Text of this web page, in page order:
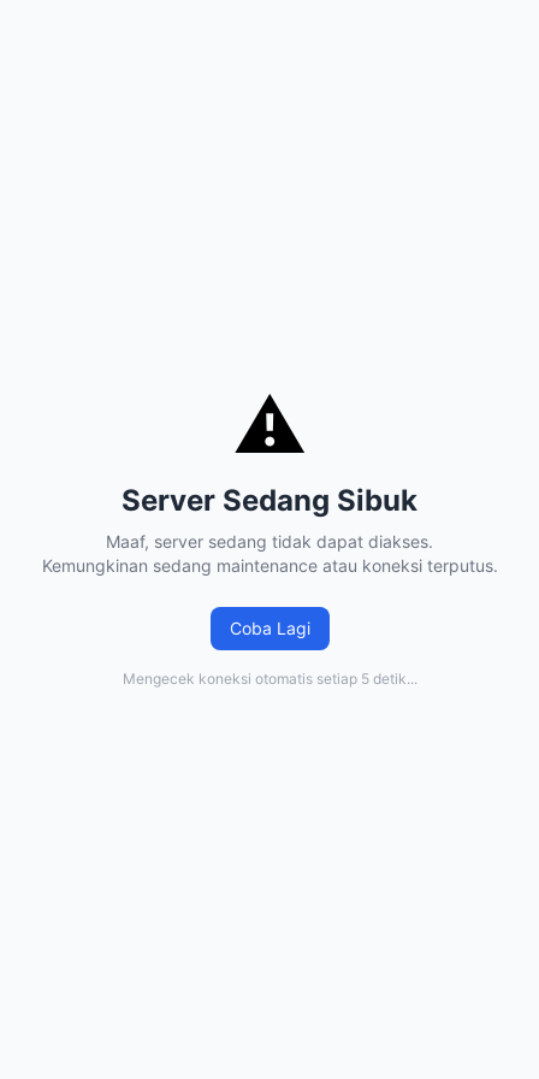
⚠️
Server Sedang Sibuk
Maaf, server sedang tidak dapat diakses.
Kemungkinan sedang maintenance atau koneksi terputus.
Coba Lagi
Mengecek koneksi otomatis setiap 5 detik...